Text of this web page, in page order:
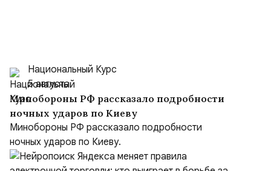
Национальный Курс
5 августа
Минобороны РФ рассказало подробности
ночных ударов по Киеву
Минобороны РФ рассказало подробности
ночных ударов по Киеву.